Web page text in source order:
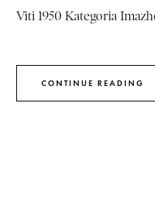
Viti 1950 Kategoria
CONTINUE READING